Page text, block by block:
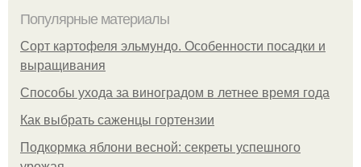
Популярные материалы
Сорт картофеля эльмундо. Особенности посадки и
выращивания
Способы ухода за виноградом в летнее время года
Как выбрать саженцы гортензии
Подкормка яблони весной: секреты успешного